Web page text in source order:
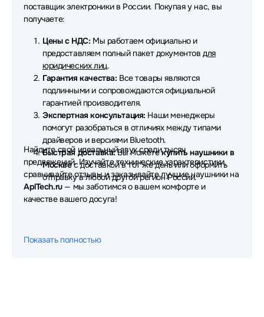
Наушники CROWN micro Наушники Ttec
Наушники Redmi Наушники Dunu
Наушники OnePlus Наушники Fanvil
Наушники Aula Наушники Nuroum
Наушники TWS Наушники Thermaltake
Наушники AVTech Наушники Ritmix
Наушники Microlab Наушники Patriot
Наушники MSI Наушники Hama
поставщик электроники в России. Покупая у нас, вы
получаете:
Цены с НДС: Мы работаем официально и
предоставляем полный пакет документовдля
юридических лиц.
Гарантия качества: Все товары являются
подлинными и сопровождаются официальной
гарантией производителя.
Экспертная консультация: Наши менеджеры
помогут разобраться в отличиях между типами
драйверов и версиями Bluetooth.
Быстрая доставка:Вы можетекупить наушники в
Москвес доставкой в тот же день или оформить
отправку в любой другой регион России.
Найдите свой идеальный звук среди тысяч
предложений. Изучайте технические характеристики,
сравнивайте отзывы и заказывайте лучшие наушники на
AplTech.ru— мы заботимся о вашем комфорте и
качестве вашего досуга!
Показать полностью